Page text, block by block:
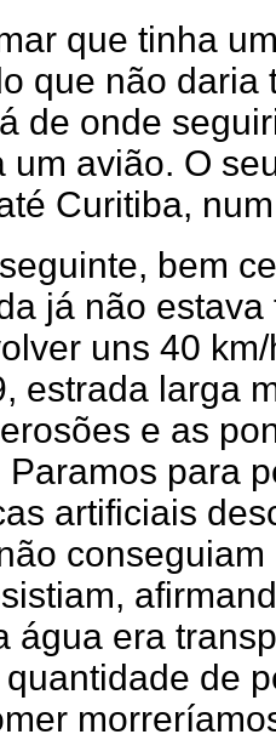
que tinha
que não daria
de onde
um avião. O
Curitiba,
bem
já não
uns 40
estrada larga
e as
Paramos para
artificiais
água era
de